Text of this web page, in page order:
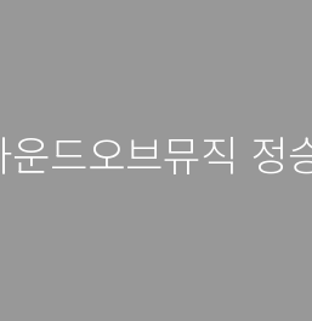
드오브뮤직 정